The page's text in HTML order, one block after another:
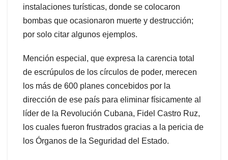
instalaciones turísticas, donde se colocaron
bombas que ocasionaron muerte y destrucción;
por solo citar algunos ejemplos.
Mención especial, que expresa la carencia total
de escrúpulos de los círculos de poder, merecen
los más de 600 planes concebidos por la
dirección de ese país para eliminar físicamente al
líder de la Revolución Cubana, Fidel Castro Ruz,
los cuales fueron frustrados gracias a la pericia de
los Órganos de la Seguridad del Estado.